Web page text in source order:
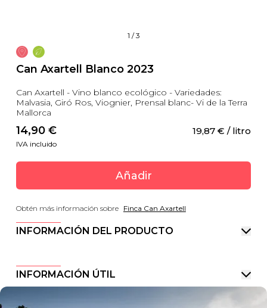
1 /3
Can Axartell Blanco 2023
Can Axartell - Vino blanco ecológico - Variedades:
Malvasia, Giró Ros, Viognier, Prensal blanc- Vi de la Terra
Mallorca
14,90 € 19,87 € / litro
IVA incluido
Añadir
Obtén más información sobre Finca Can Axartell
INFORMACIÓN DEL PRODUCTO
INFORMACIÓN ÚTIL